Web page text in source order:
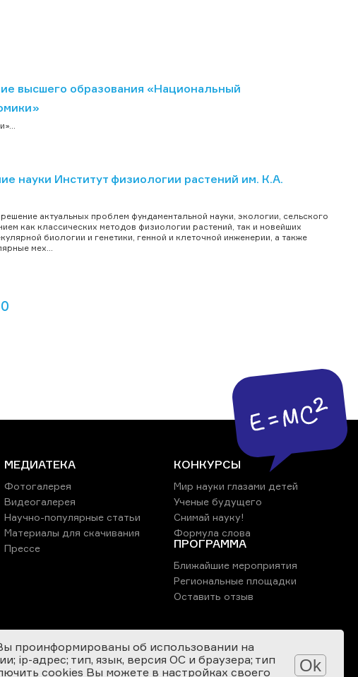
высшего образования «Национальный
науки Институт физиологии растений им. К.А.
актуальных проблем фундаментальной науки, экологии, сельского
как классических методов физиологии растений, так и новейших
биологии и генетики, генной и клеточной инженерии, а также
мех...
МЕДИАТЕКА
Фотогалерея
Видеогалерея
Научно-популярные статьи
Материалы для скачивания
Прессе
КОНКУРСЫ
Мир науки глазами детей
Ученые будущего
Снимай науку!
Формула слова
ПРОГРАММА
Ближайшие мероприятия
Региональные площадки
Оставить отзыв
проинформированы об использовании на
ip-адрес; тип, язык, версия ОС и браузера; тип
cookies Вы можете в настройках своего
Ok